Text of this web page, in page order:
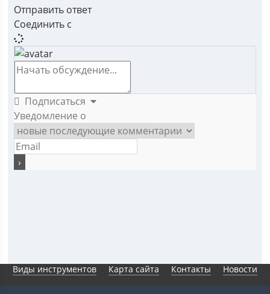
Отправить ответ
Соединить с
Подписаться
Уведомление о
Виды инструментов Карта сайта Контакты Новости